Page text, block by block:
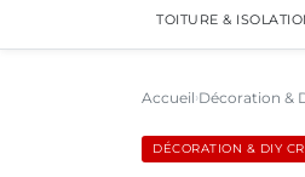
TOITURE &
Accueil Décoration &
DÉCORATION & DIY